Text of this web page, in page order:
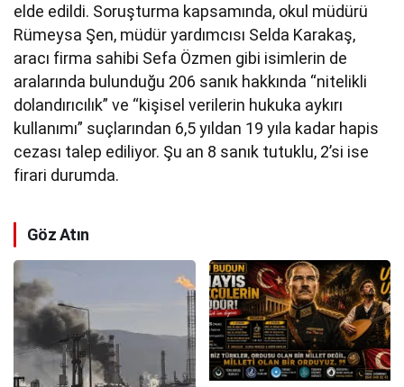
elde edildi. Soruşturma kapsamında, okul müdürü
Rümeysa Şen, müdür yardımcısı Selda Karakaş,
aracı firma sahibi Sefa Özmen gibi isimlerin de
aralarında bulunduğu 206 sanık hakkında “nitelikli
dolandırıcılık” ve “kişisel verilerin hukuka aykırı
kullanımı” suçlarından 6,5 yıldan 19 yıla kadar hapis
cezası talep ediliyor. Şu an 8 sanık tutuklu, 2’si ise
firari durumda.
Göz Atın